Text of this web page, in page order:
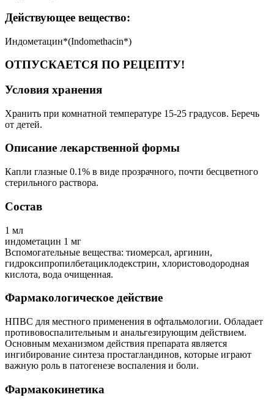
Действующее вещество:
Индометацин*(Indomethacin*)
ОТПУСКАЕТСЯ ПО РЕЦЕПТУ!
Условия хранения
Хранить при комнатной температуре 15-25 градусов. Беречь
от детей.
Описание лекарственной формы
Капли глазные 0.1% в виде прозрачного, почти бесцветного
стерильного раствора.
Состав
1 мл
индометацин 1 мг
Вспомогательные вещества: тиомерсал, аргинин,
гидроксипропилбетациклодекстрин, хлористоводородная
кислота, вода очищенная.
Фармакологическое действие
НПВС для местного применения в офтальмологии. Обладает
противовоспалительным и анальгезирующим действием.
Основным механизмом действия препарата является
ингибирование синтеза простагландинов, которые играют
важную роль в патогенезе воспаления и боли.
Фармакокинетика